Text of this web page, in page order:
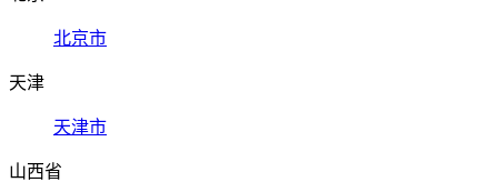
北京市
天津
天津市
山西省